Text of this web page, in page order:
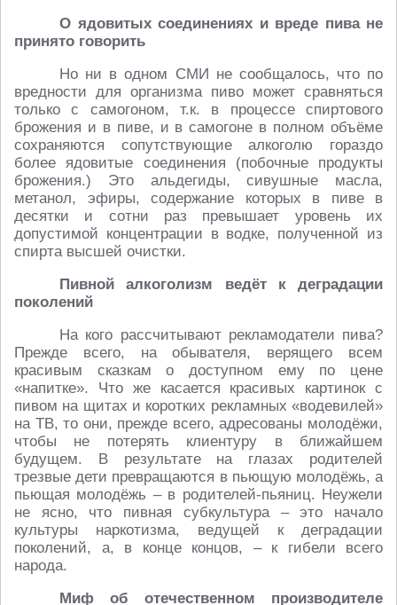
О ядовитых соединениях и вреде пива не
принято говорить
Но ни в одном СМИ не сообщалось, что по
вредности для организма пиво может сравняться
только с самогоном, т.к. в процессе спиртового
брожения и в пиве, и в самогоне в полном объёме
сохраняются сопутствующие алкоголю гораздо
более ядовитые соединения (побочные продукты
брожения.) Это альдегиды, сивушные масла,
метанол, эфиры, содержание которых в пиве в
десятки и сотни раз превышает уровень их
допустимой концентрации в водке, полученной из
спирта высшей очистки.
Пивной алкоголизм ведёт к деградации
поколений
На кого рассчитывают рекламодатели пива?
Прежде всего, на обывателя, верящего всем
красивым сказкам о доступном ему по цене
«напитке». Что же касается красивых картинок с
пивом на щитах и коротких рекламных «водевилей»
на ТВ, то они, прежде всего, адресованы молодёжи,
чтобы не потерять клиентуру в ближайшем
будущем. В результате на глазах родителей
трезвые дети превращаются в пьющую молодёжь, а
пьющая молодёжь – в родителей-пьяниц. Неужели
не ясно, что пивная субкультура – это начало
культуры наркотизма, ведущей к деградации
поколений, а, в конце концов, – к гибели всего
народа.
Миф об отечественном производителе